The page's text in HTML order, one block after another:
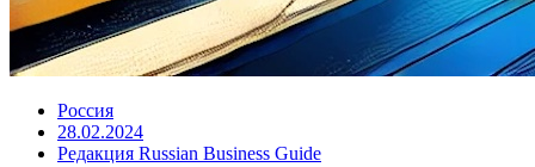
Россия
28.02.2024
Редакция Russian Business Guide